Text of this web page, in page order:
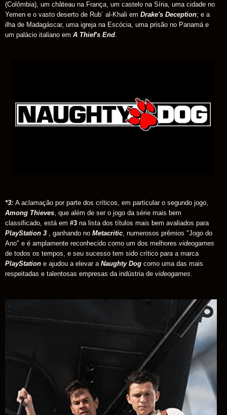
(Colômbia), um château na França, um castelo na Síria, uma cidade no
Yemen e o vasto deserto de Rub´ al-Khali em Drake's Deception; e a
ilha de Madagáscar, uma igreja na Escócia, uma prisão no Panamá e
um palácio italiano em A Thief's End.
*3: A aclamação por parte dos críticos, em particular o segundo jogo,
Among Thieves, que além de ser o jogo da série mais bem
classificado, está em #3 na lista dos títulos mais bem avaliados para
PlayStation 3 , ganhando no Metacritic, numerosos prêmios "Jogo do
Ano" e é amplamente reconhecido como um dos melhores videogames
de todos os tempos, e seu sucesso tem sido crítico para a marca
PlayStation e ajudou a elevar aNaughty Dog como uma das mais
respeitadas e talentosas empresas da indústria de videogames.